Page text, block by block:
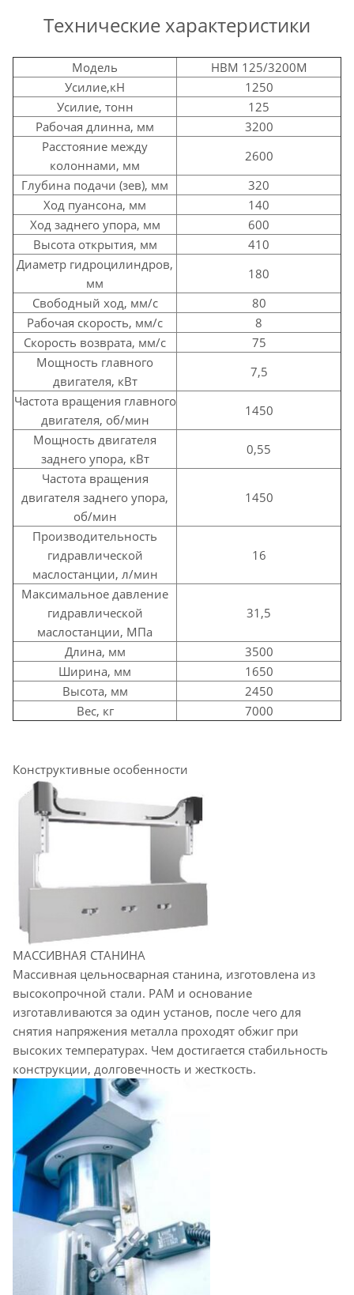
Технические характеристики
Модель
HBM 125/3200М
Усилие,кН
1250
Усилие, тонн
125
Рабочая длинна, мм
3200
Расстояние между
колоннами, мм
2600
Глубина подачи (зев), мм
320
Ход пуансона, мм
140
Ход заднего упора, мм
600
Высота открытия, мм
410
Диаметр гидроцилиндров,
мм
180
Свободный ход, мм/с
80
Рабочая скорость, мм/с
8
Скорость возврата, мм/с
75
Мощность главного
двигателя, кВт
7,5
Частота вращения главного
двигателя, об/мин
1450
Мощность двигателя
заднего упора, кВт
0,55
Частота вращения
двигателя заднего упора,
об/мин
1450
Производительность
гидравлической
маслостанции, л/мин
16
Максимальное давление
гидравлической
маслостанции, МПа
31,5
Длина, мм
3500
Ширина, мм
1650
Высота, мм
2450
Вес, кг
7000
Конструктивные особенности
МАССИВНАЯ СТАНИНА
Массивная цельносварная станина, изготовлена из
высокопрочной стали. РАМ и основание
изготавливаются за один установ, после чего для
снятия напряжения металла проходят обжиг при
высоких температурах. Чем достигается стабильность
конструкции, долговечность и жесткость.